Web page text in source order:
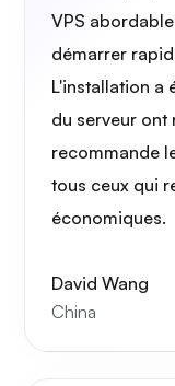
VPS
démarrer
L'installation a
du serveur ont
recommande
tous ceux qui
économiques.
David Wang
China